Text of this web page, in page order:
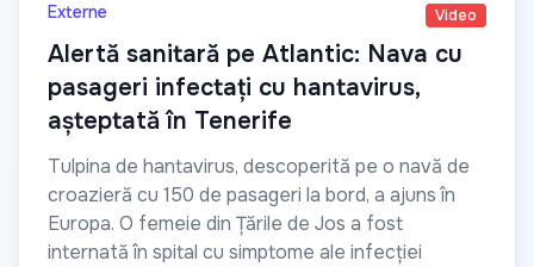
Externe Video
Alertă sanitară pe Atlantic: Nava cu
pasageri infectați cu hantavirus,
așteptată în Tenerife
Tulpina de hantavirus, descoperită pe o navă de
croazieră cu 150 de pasageri la bord, a ajuns în
Europa. O femeie din Țările de Jos a fost
internată în spital cu simptome ale infecției